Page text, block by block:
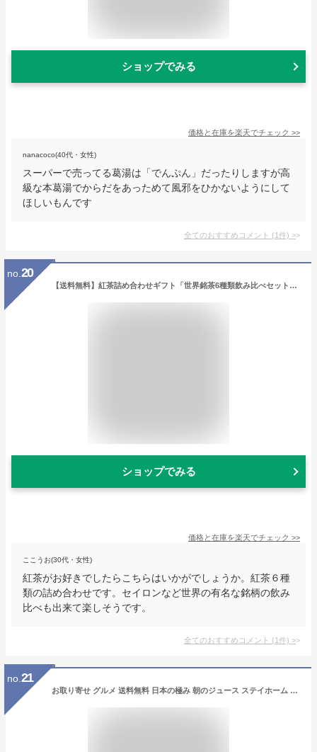
ショップでみる
価格と在庫を楽天でチェック >>
nanacoco(40代・女性)
スーパーで売ってる葛湯は「でんぷん」だったりしますが高
級な本葛湯でからだをあっためて風邪をひかないようにして
ほしいもんです
全てのおすすめコメント (1件) >
no. 20
【送料無料】紅茶詰め合わせギフト「世界銘茶6種類飲み比べセット」(セイロン：ウバ・ディンブラ、インド：ダージリン・アッサム、中国：正山小種・キーマン)【楽ギフ_包装済み】【楽ギフ_のし宛名】【楽ギフ_メッセ入力】【就職・退職・プレゼント・お祝い・お礼】
ショップでみる
価格と在庫を楽天でチェック >>
ここうお(30代・女性)
紅茶がお好きでしたらこちらはいかがでしょうか。紅茶６種
類の詰め合わせです。セイロンなど世界の有名な銘柄の飲み
比べも出来て楽しそうです。
全てのおすすめコメント (1件) >
no. 21
お取り寄せ グルメ 送料無料 日本の極み 朝のジュース ステイホーム 産地直送 ご当地グルメ 自宅で楽しむ おすすめ お取り寄せグルメ ご褒美 おいしい 宅配 プチ贅沢 飲み物 ジュース 飲料 (RI)軽 ギフトセット